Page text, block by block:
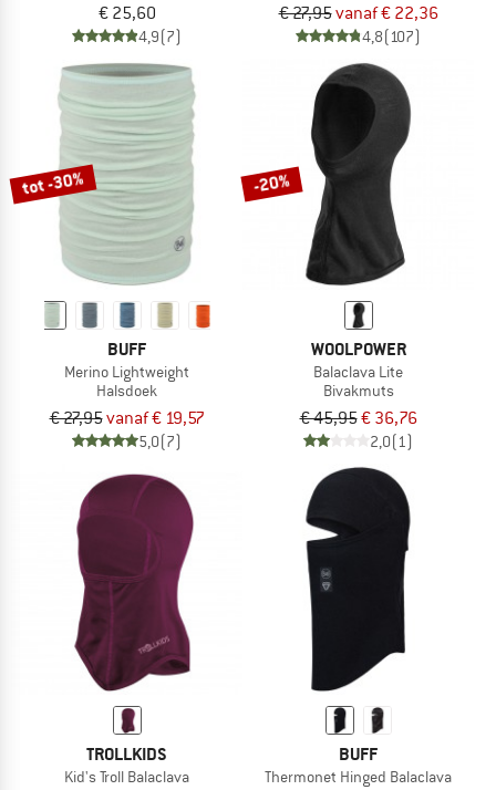
€ 25,60
4,9(7)
€ 27,95vanaf € 22,36
4,8(107)
tot -30%
BUFF
Merino Lightweight
Halsdoek
€ 27,95vanaf € 19,57
5,0(7)
-20%
WOOLPOWER
Balaclava Lite
Bivakmuts
€ 45,95€ 36,76
2,0(1)
TROLLKIDS
Kid's Troll Balaclava
BUFF
Thermonet Hinged Balaclava